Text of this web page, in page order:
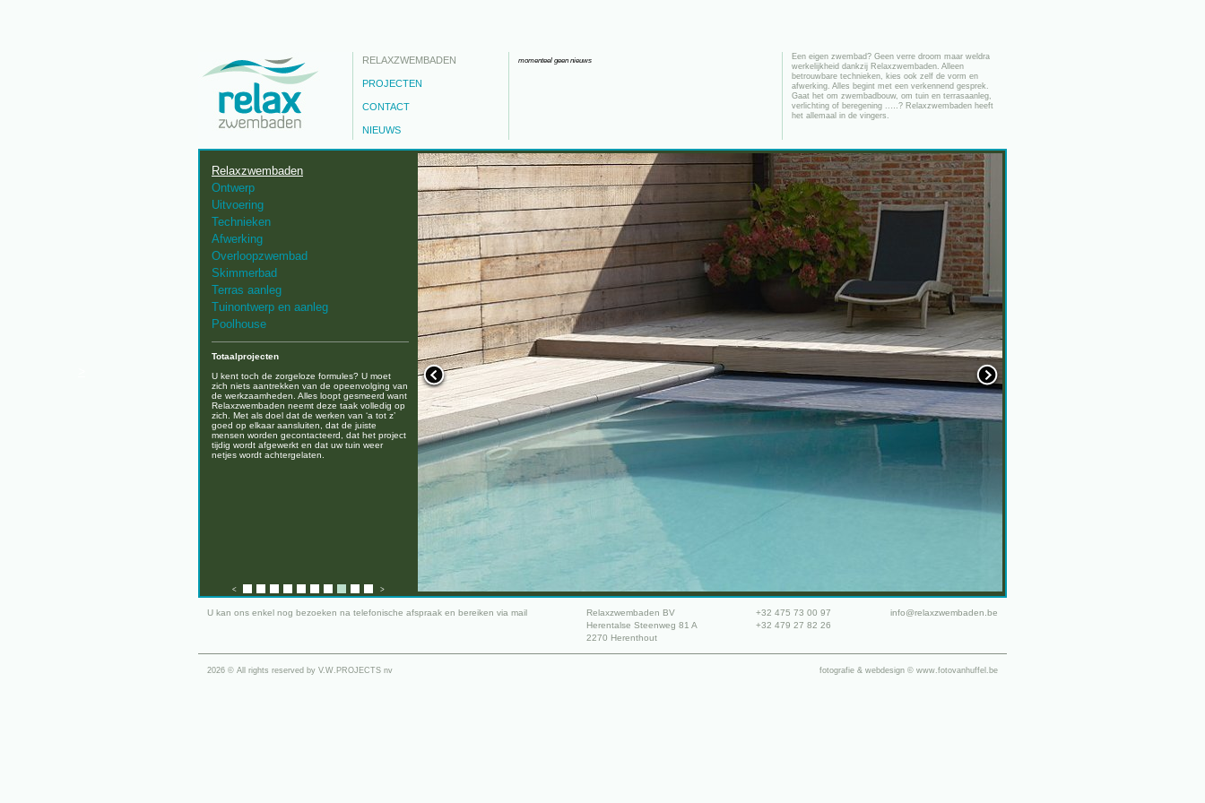
RELAXZWEMBADEN
PROJECTEN
CONTACT
NIEUWS
momenteel geen nieuws
Een eigen zwembad? Geen verre droom maar weldra
werkelijkheid dankzij Relaxzwembaden. Alleen
betrouwbare technieken, kies ook zelf de vorm en
afwerking. Alles begint met een verkennend gesprek.
Gaat het om zwembadbouw, om tuin en terrasaanleg,
verlichting of beregening ..…? Relaxzwembaden heeft
het allemaal in de vingers.
Relaxzwembaden
Ontwerp
Uitvoering
Technieken
Afwerking
Overloopzwembad
Skimmerbad
Terras aanleg
Tuinontwerp en aanleg
Poolhouse
Totaalprojecten
U kent toch de zorgeloze formules? U moet
zich niets aantrekken van de opeenvolging van
de werkzaamheden. Alles loopt gesmeerd want
Relaxzwembaden neemt deze taak volledig op
zich. Met als doel dat de werken van ‘a tot z’
goed op elkaar aansluiten, dat de juiste
mensen worden gecontacteerd, dat het project
tijdig wordt afgewerkt en dat uw tuin weer
netjes wordt achtergelaten.
< >
U kan ons enkel nog bezoeken na telefonische afspraak en bereiken via mail
Relaxzwembaden BV
Herentalse Steenweg 81 A
2270 Herenthout
+32 475 73 00 97
+32 479 27 82 26
info@relaxzwembaden.be
2026 © All rights reserved by V.W.PROJECTS nv fotografie & webdesign © www.fotovanhuffel.be